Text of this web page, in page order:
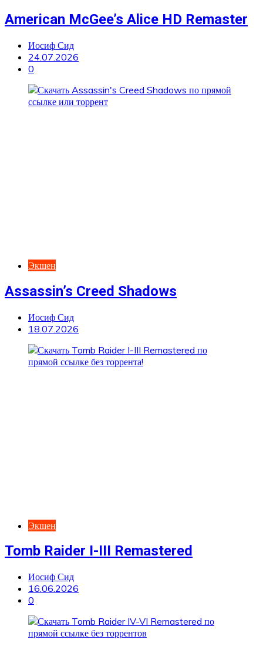
American McGee’s Alice HD Remaster
Иосиф Сид
24.07.2026
0
Экшен
Assassin’s Creed Shadows
Иосиф Сид
18.07.2026
Экшен
Tomb Raider I-III Remastered
Иосиф Сид
16.06.2026
0